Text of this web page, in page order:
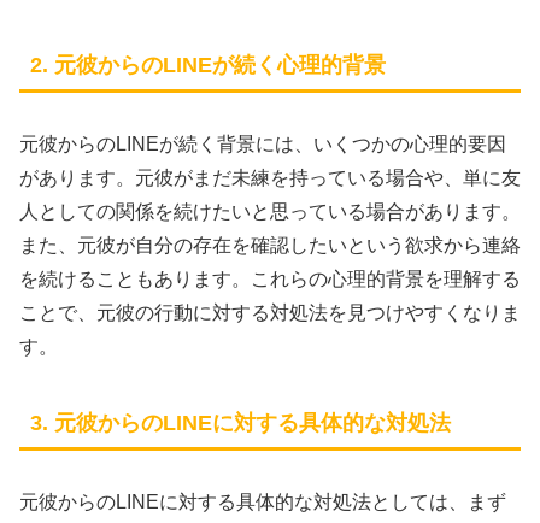
2. 元彼からのLINEが続く心理的背景
元彼からのLINEが続く背景には、いくつかの心理的要因
があります。元彼がまだ未練を持っている場合や、単に友
人としての関係を続けたいと思っている場合があります。
また、元彼が自分の存在を確認したいという欲求から連絡
を続けることもあります。これらの心理的背景を理解する
ことで、元彼の行動に対する対処法を見つけやすくなりま
す。
3. 元彼からのLINEに対する具体的な対処法
元彼からのLINEに対する具体的な対処法としては、まず